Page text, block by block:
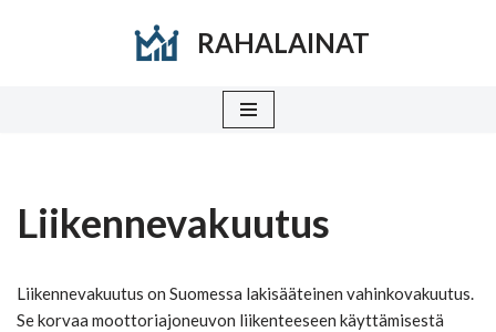
RAHALAINAT
Liikennevakuutus
Liikennevakuutus on Suomessa lakisääteinen vahinkovakuutus.
Se korvaa moottoriajoneuvon liikenteeseen käyttämisestä